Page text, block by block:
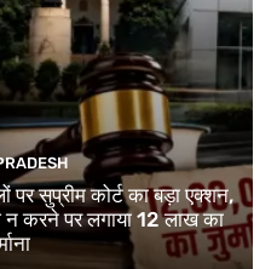
पर सुप्रीम कोर्ट का बड़ा एक्शन,
न करने पर लगाया 12 लाख का